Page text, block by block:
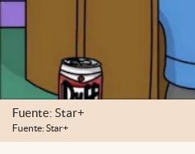
Fuente: Star+
Fuente: Star+